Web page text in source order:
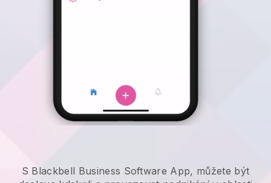
S Blackbell Business Software App, můžete být